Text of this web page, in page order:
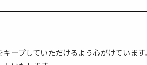
ープしていただけるよう心がけていま